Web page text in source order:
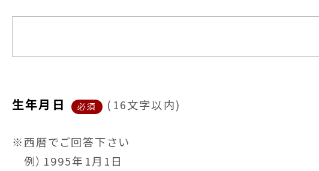
生年月日 必須 ( 16文字以内)
※西暦でご回答下さい
例）1995年1月1日